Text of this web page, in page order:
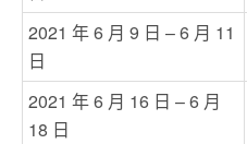
2021 年 6 月 9 日 – 6 月 11
日
2021 年 6 月 16 日 – 6 月
18 日